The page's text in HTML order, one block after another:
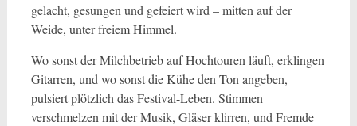
gelacht, gesungen und gefeiert wird – mitten auf der
Weide, unter freiem Himmel.
Wo sonst der Milchbetrieb auf Hochtouren läuft, erklingen
Gitarren, und wo sonst die Kühe den Ton angeben,
pulsiert plötzlich das Festival-Leben. Stimmen
verschmelzen mit der Musik, Gläser klirren, und Fremde